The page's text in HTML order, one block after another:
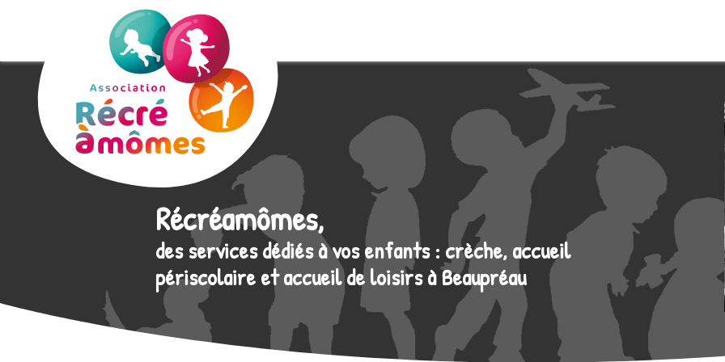
Récréamômes,
des services dédiés à vos enfants : crèche, accueil
périscolaire et accueil de loisirs à Beaupréau
Panneau de gestion des cookies